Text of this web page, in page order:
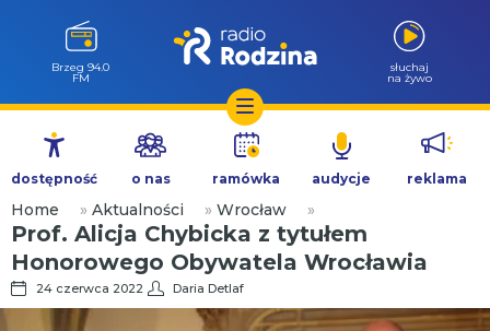
Przejdź
treści
Brzeg 94.0
FM
słuchaj
na żywo
dostępność o nas ramówka audycje reklama
Home » Aktualności » Wrocław »
Prof. Alicja Chybicka z tytułem
Honorowego Obywatela Wrocławia
24 czerwca 2022 Daria Detlaf